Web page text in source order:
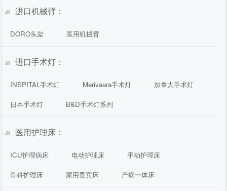
进口机械臂：
DORO头架 医用机械臂
进口手术灯：
INSPITAL手术灯 Merivaara手术灯 加拿大手术灯
日本手术灯 B&D手术灯系列
医用护理床：
ICU护理病床 电动护理床 手动护理床
骨科护理床 家用贵宾床 产病一体床